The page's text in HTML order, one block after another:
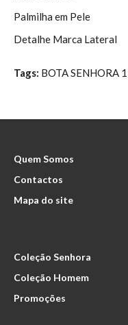
Palmilha em Pele
Detalhe Marca Lateral
Tags: BOTA SENHORA
Quem Somos
Contactos
Mapa do site
Coleção Senhora
Coleção Homem
Promoções